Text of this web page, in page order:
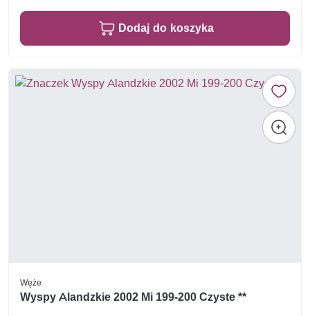
Dodaj do koszyka
Węże
Wyspy Alandzkie 2002 Mi 199-200 Czyste **